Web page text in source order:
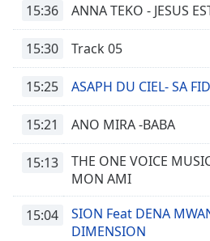
15:36 ANNA TEKO - JESUS
15:30 Track 05
15:25 ASAPH DU CIEL- SA
15:21 ANO MIRA -BABA
15:13
THE ONE VOICE
MON AMI
15:04
SION Feat DENA
DIMENSION